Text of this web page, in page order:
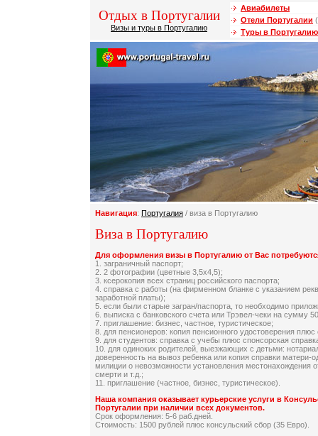
Отдых в Португалии
Визы и туры в Португалию
Авиабилеты
Отели Португалии
Туры в Португалию
Навигация: Португалия / виза в Португалию
Виза в Португалию
Для оформления визы в Португалию от Вас
1. заграничный паспорт;
2. 2 фотографии (цветные 3,5х4,5);
3. ксерокопия всех страниц российского паспорта;
4. справка с работы (на фирменном бланке с указанием
заработной платы);
5. если были старые загран/паспорта, то необходимо
6. выписка с банковского счета или Трэвел-чеки на сумму
7. приглашение: бизнес, частное, туристическое;
8. для пенсионеров: копия пенсионного удостоверения плюс
9. для студентов: справка с учебы плюс спонсорская
10. для одиноких родителей, выезжающих с детьми:
доверенность на вывоз ребенка или копия справки матери-
милиции о невозможности установления местонахождения
смерти и т.д.;
11. приглашение (частное, бизнес, туристическое).
Наша компания оказывает курьерские услуги в
Португалии при наличии всех документов.
Срок оформления: 5-6 раб.дней.
Стоимость: 1500 рублей плюс консульский сбор (35 Евро).